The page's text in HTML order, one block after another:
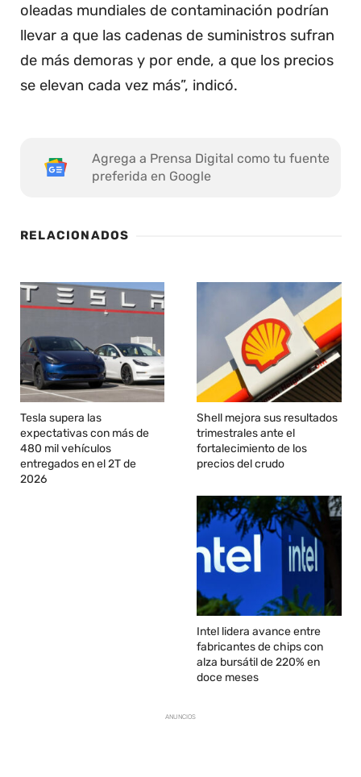
oleadas mundiales de contaminación podrían
llevar a que las cadenas de suministros sufran
de más demoras y por ende, a que los precios
se elevan cada vez más”, indicó.
Agrega a Prensa Digital como tu fuente
preferida en Google
RELACIONADOS
Tesla supera las
expectativas con más de
480 mil vehículos
entregados en el 2T de
2026
Shell mejora sus resultados
trimestrales ante el
fortalecimiento de los
precios del crudo
Intel lidera avance entre
fabricantes de chips con
alza bursátil de 220% en
doce meses
ANUNCIOS